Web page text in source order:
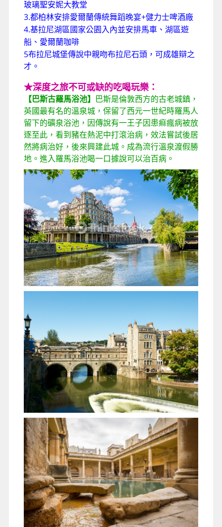
玻璃聖安妮大教堂
3.都柏林安排愛爾蘭傳統舞蹈晚宴+健力士啤酒廠
4.基拉尼湖區國家公園入內並安排馬車、湖區遊
船、愛爾蘭咖啡
5布拉尼城堡傳說中親吻布拉尼石頭，可成雄辯之
才。
★深度之旅不可或缺的吃喝玩樂：
【巴斯古羅馬浴池】 巴斯是倫敦西方的古老城鎮，
英國最有名的溫泉城，保留了西元一世紀時羅馬人
留下的礦泉浴池，因傳說有一王子因患痲瘋病被放
逐至此，看到豬在熱泥中打滾治病，效法嘗試後居
然將病治好，後來興建此城。成為流行溫泉渡假勝
地。進入羅馬浴池喝一口據說可以治百病。